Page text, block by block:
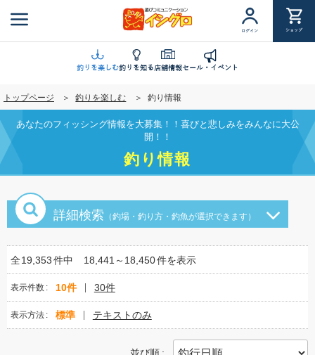
ン
に
移
動
ログイン ショップ
釣りを楽しむ釣りを知る店舗情報セール・イベント
トップページ 釣りを楽しむ 釣り情報
あなたのフィッシング情報を大募集！！喜びと悲しみをみんなに大公
開！！
釣り情報
詳細検索 （釣場・釣り方・釣魚が選択できます）
全19,353件中 18,441～18,450件を表示
表示件数 10件 30件
表示方法 標準 テキストのみ